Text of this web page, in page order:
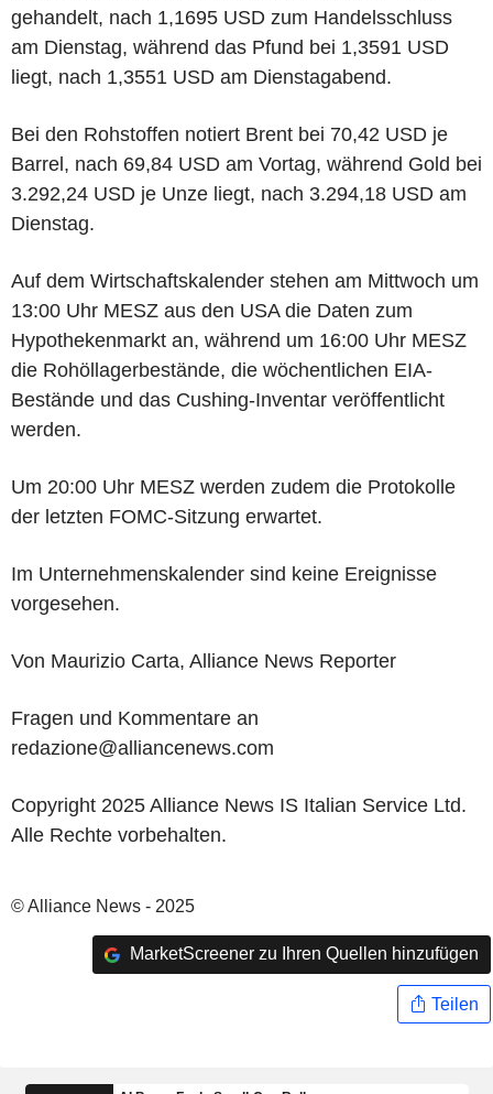
gehandelt, nach 1,1695 USD zum Handelsschluss
am Dienstag, während das Pfund bei 1,3591 USD
liegt, nach 1,3551 USD am Dienstagabend.
Bei den Rohstoffen notiert Brent bei 70,42 USD je
Barrel, nach 69,84 USD am Vortag, während Gold bei
3.292,24 USD je Unze liegt, nach 3.294,18 USD am
Dienstag.
Auf dem Wirtschaftskalender stehen am Mittwoch um
13:00 Uhr MESZ aus den USA die Daten zum
Hypothekenmarkt an, während um 16:00 Uhr MESZ
die Rohöllagerbestände, die wöchentlichen EIA-
Bestände und das Cushing-Inventar veröffentlicht
werden.
Um 20:00 Uhr MESZ werden zudem die Protokolle
der letzten FOMC-Sitzung erwartet.
Im Unternehmenskalender sind keine Ereignisse
vorgesehen.
Von Maurizio Carta, Alliance News Reporter
Fragen und Kommentare an
redazione@alliancenews.com
Copyright 2025 Alliance News IS Italian Service Ltd.
Alle Rechte vorbehalten.
© Alliance News - 2025
MarketScreener zu Ihren Quellen hinzufügen
Teilen